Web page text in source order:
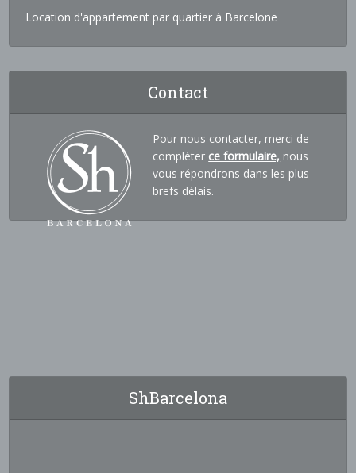
Location d'appartement par quartier à Barcelone
Contact
Pour nous contacter, merci de
compléter ce formulaire, nous
vous répondrons dans les plus
brefs délais.
ShBarcelona